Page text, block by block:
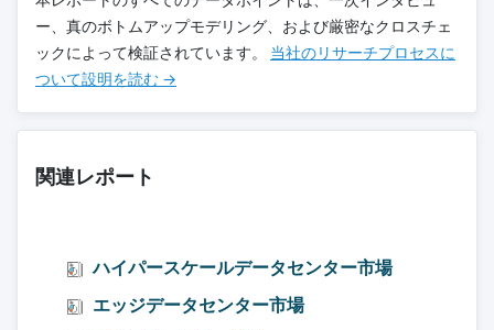
ー、真のボトムアップモデリング、および厳密なクロスチェ
ックによって検証されています。 当社のリサーチプロセスに
ついて設明を読む →
関連レポート
ハイパースケールデータセンター市場
エッジデータセンター市場